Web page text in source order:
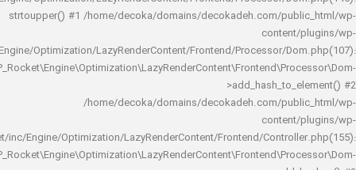
strtoupper() #1 /home/decoka/domains/decokadeh.com/
rocket/inc/Engine/Optimization/LazyRenderContent/Frontend/Processor/
/home/decoka/domains/decokadeh.com/
rocket/inc/Engine/Optimization/LazyRenderContent/Frontend/